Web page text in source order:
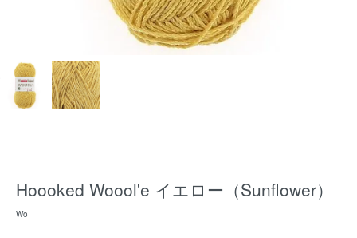
Hoooked Woool'e イエロー（Sunflower）
Wo